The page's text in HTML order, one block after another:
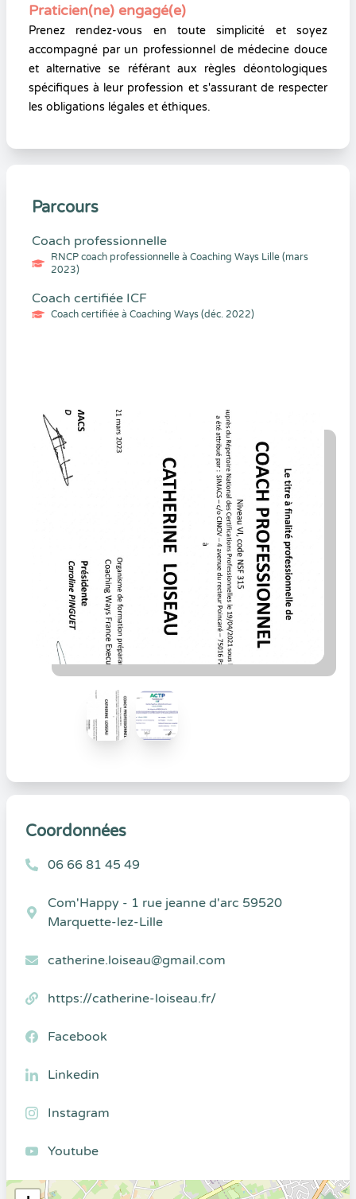
Praticien(ne) engagé(e)
Prenez rendez-vous en toute simplicité et soyez
accompagné par un professionnel de médecine douce
et alternative se référant aux règles déontologiques
spécifiques à leur profession et s'assurant de respecter
les obligations légales et éthiques.
Parcours
Coach professionnelle
RNCP coach professionnelle à Coaching Ways Lille (mars
2023)
Coach certifiée ICF
Coach certifiée à Coaching Ways (déc. 2022)
Coordonnées
06 66 81 45 49
Com'Happy - 1 rue jeanne d'arc 59520
Marquette-lez-Lille
catherine.loiseau@gmail.com
https://catherine-loiseau.fr/
Facebook
Linkedin
Instagram
Youtube